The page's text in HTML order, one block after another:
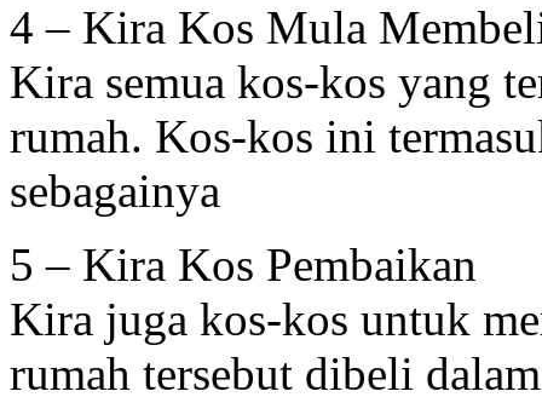
4 – Kira Kos Mula
Kira semua kos-kos yang
rumah. Kos-kos ini
sebagainya
5 – Kira Kos Pembaikan
Kira juga kos-kos untuk
rumah tersebut dibeli